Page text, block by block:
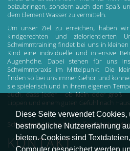
Diese Seite verwendet Cookies,
bestmögliche Nutzererfahrung
bieten. Cookies sind
Computer gespeichert werden
beizubringen, sondern auch den Spaß
dem Element Wasser zu vermitteln.
Um unser Ziel zu erreichen, haben
kindgerechten und zielorientierten
Schwimmtraining findet bei uns in
Kind eine individuelle und intensive
Augenhöhe. Dabei stehen für uns
Schwimmpraxis im Mittelpunkt. Die
finden so bei uns immer Gehör und
sie spielerisch und in ihrem eigenen
auch, dass jeder - ob klein oder groß -
Lippen und einem guten Gefühl nach
Schwimmen lernen heisst: Ängste
KONTAKT